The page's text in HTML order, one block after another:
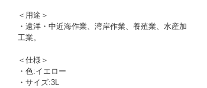
＜用途＞
・遠洋・中近海作業、湾岸作業、養殖業、水産加
工業。
＜仕様＞
・色:イエロー
・サイズ:3L